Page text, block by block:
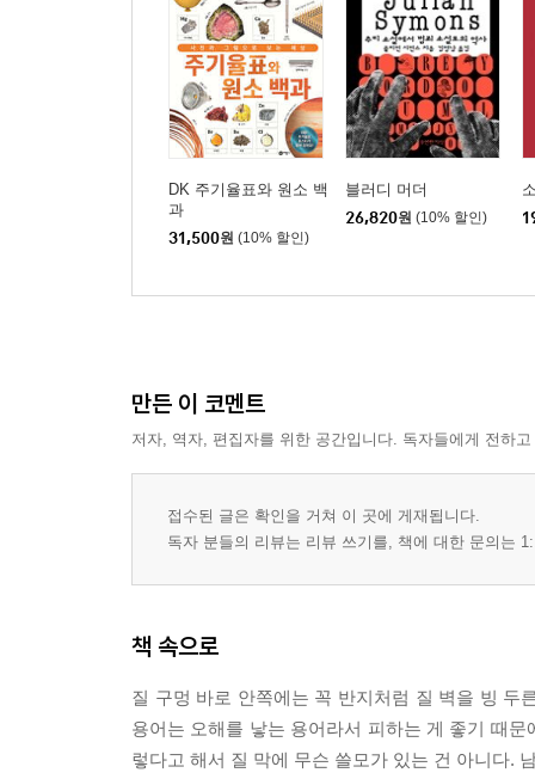
DK 주기율표와 원소 백
과
31,500원 (10% 할인)
블러디 머더
26,820원 (10% 할인)
만든 이 코멘트
저자, 역자, 편집자를 위한 공간입니다. 독자들에게 전하
접수된 글은 확인을 거쳐 이 곳에 게재됩니다.
독자 분들의 리뷰는 리뷰 쓰기를, 책에 대한 문의는
책 속으로
질 구멍 바로 안쪽에는 꼭 반지처럼 질 벽을 빙 두
용어는 오해를 낳는 용어라서 피하는 게 좋기 때
렇다고 해서 질 막에 무슨 쓸모가 있는 건 아니다.